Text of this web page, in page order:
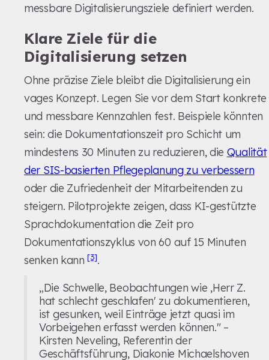
messbare Digitalisierungsziele definiert werden.
Klare Ziele für die
Digitalisierung setzen
Ohne präzise Ziele bleibt die Digitalisierung ein
vages Konzept. Legen Sie vor dem Start konkrete
und messbare Kennzahlen fest. Beispiele könnten
sein: die Dokumentationszeit pro Schicht um
mindestens 30 Minuten zu reduzieren, die Qualität
der SIS-basierten Pflegeplanung zu verbessern
oder die Zufriedenheit der Mitarbeitenden zu
steigern. Pilotprojekte zeigen, dass KI-gestützte
Sprachdokumentation die Zeit pro
Dokumentationszyklus von 60 auf 15 Minuten
senken kann[3].
„Die Schwelle, Beobachtungen wie ‚Herr Z.
hat schlecht geschlafen' zu dokumentieren,
ist gesunken, weil Einträge jetzt quasi im
Vorbeigehen erfasst werden können." –
Kirsten Neveling, Referentin der
Geschäftsführung, Diakonie Michaelshoven